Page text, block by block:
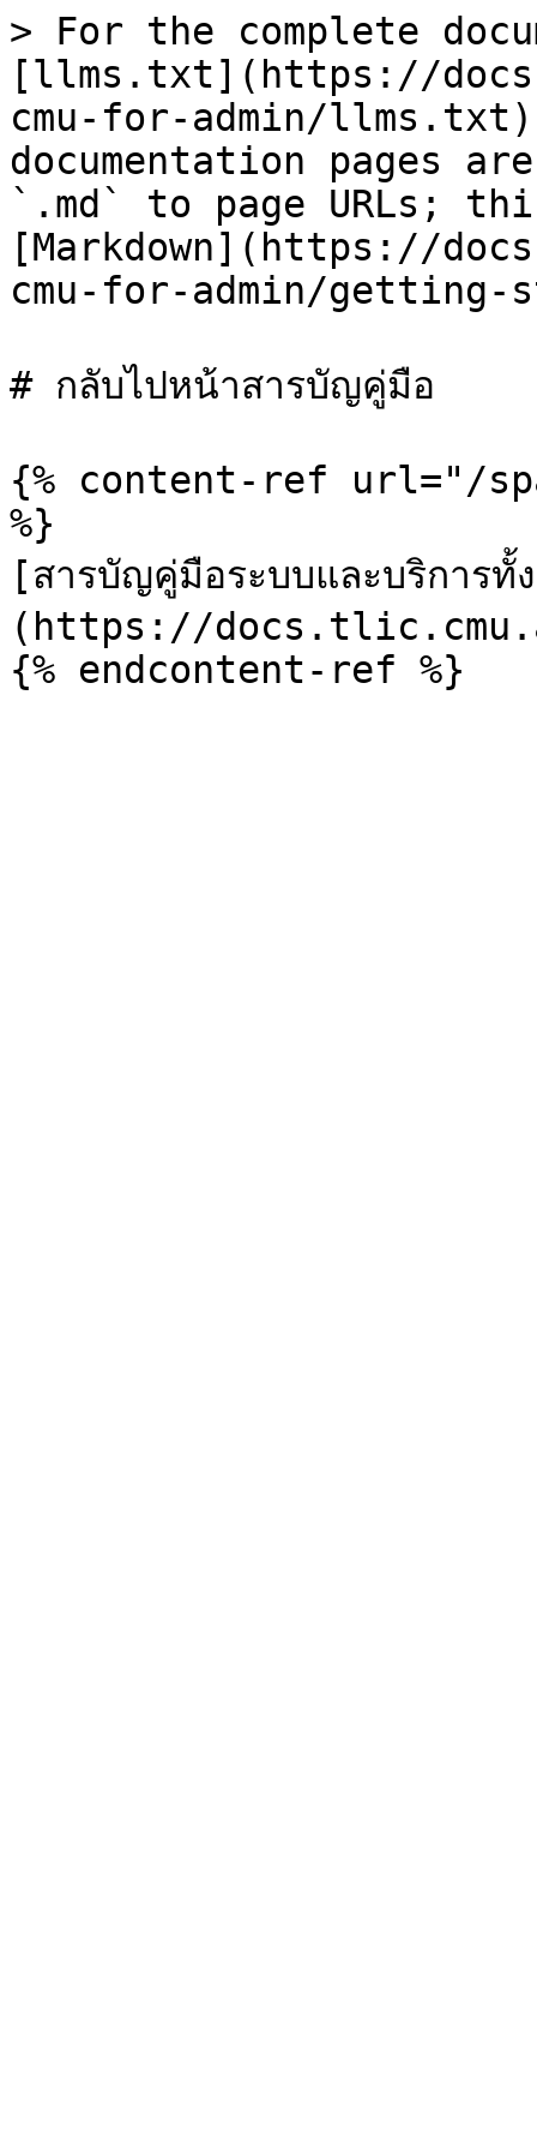
> For the complete
[llms.txt](https://
cmu-for-admin/
documentation pages
`.md` to page URLs;
[Markdown](https://
cmu-for-admin/getting-
# กลับไปหน้าสารบัญคู่มือ
{% content-ref url="/
%}
[สารบัญคู่มือระบบและบริการ
(https://